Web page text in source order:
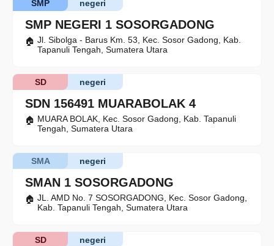
SMP NEGERI 1 SOSORGADONG
negeri
SMP
Jl. Sibolga - Barus Km. 53, Kec. Sosor Gadong, Kab.
Tapanuli Tengah, Sumatera Utara
SDN 156491 MUARABOLAK 4
negeri
SD
MUARA BOLAK, Kec. Sosor Gadong, Kab. Tapanuli
Tengah, Sumatera Utara
SMAN 1 SOSORGADONG
negeri
SMA
JL. AMD No. 7 SOSORGADONG, Kec. Sosor Gadong,
Kab. Tapanuli Tengah, Sumatera Utara
negeri
SD